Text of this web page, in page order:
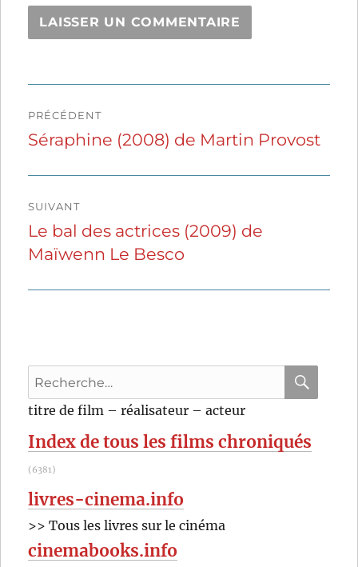
de
PRÉCÉDENT
Publication
Séraphine (2008) de Martin Provost
SUIVANT
Publication
suivante :
Le bal des actrices (2009) de
Maïwenn Le Besco
Recherche
pour
:
titre de film – réalisateur – acteur
Index de tous les films chroniqués
(6381)
livres-cinema.info
>> Tous les livres sur le cinéma
cinemabooks.info